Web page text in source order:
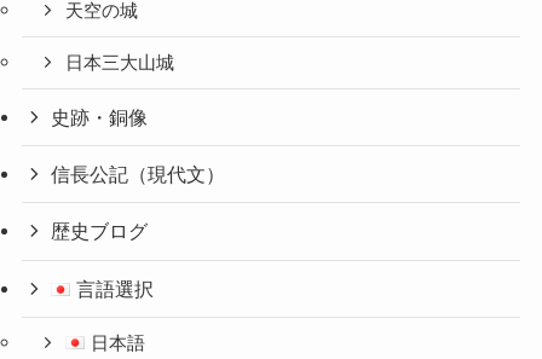
天空の城
日本三大山城
史跡・銅像
信長公記（現代文）
歴史ブログ
言語選択
日本語